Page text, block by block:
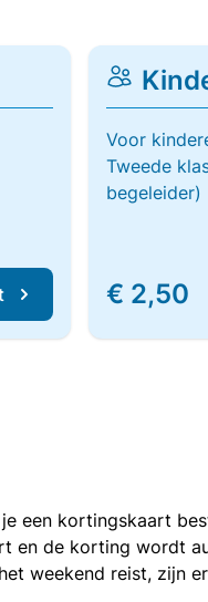
Voor
Tweede
begeleider)
€ 2,50
een kortingskaart
de korting wordt
weekend reist, zijn